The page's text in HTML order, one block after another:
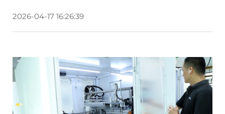
Projets
Actualités
Contactez-Nous
2026-04-17 16:26:39